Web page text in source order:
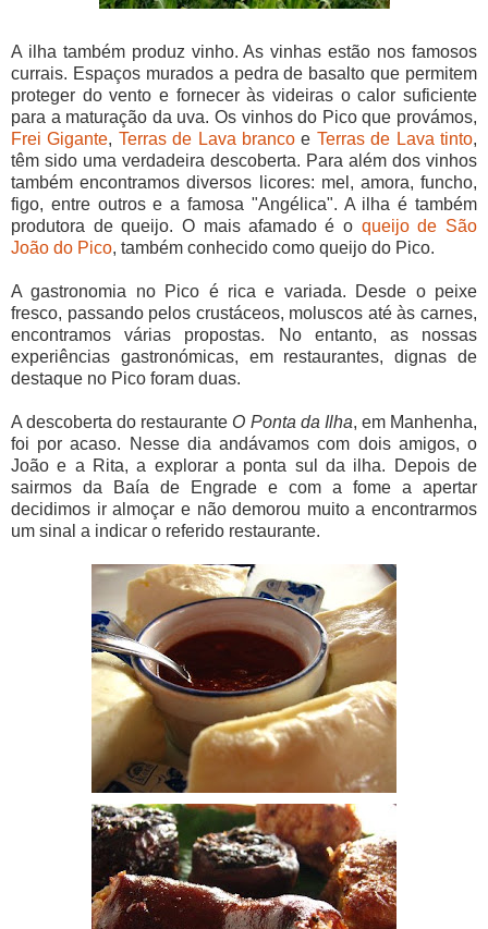
A ilha também produz vinho. As vinhas estão nos famosos
currais. Espaços murados a pedra de basalto que permitem
proteger do vento e fornecer às videiras o calor suficiente
para a maturação da uva. Os vinhos do Pico que provámos,
Frei Gigante, Terras de Lava branco e Terras de Lava tinto,
têm sido uma verdadeira descoberta. Para além dos vinhos
também encontramos diversos licores: mel, amora, funcho,
figo, entre outros e a famosa "Angélica". A ilha é também
produtora de queijo. O mais afamado é o queijo de São
João do Pico, também conhecido como queijo do Pico.
A gastronomia no Pico é rica e variada. Desde o peixe
fresco, passando pelos crustáceos, moluscos até às carnes,
encontramos várias propostas. No entanto, as nossas
experiências gastronómicas, em restaurantes, dignas de
destaque no Pico foram duas.
A descoberta do restaurante O Ponta da Ilha, em Manhenha,
foi por acaso. Nesse dia andávamos com dois amigos, o
João e a Rita, a explorar a ponta sul da ilha. Depois de
sairmos da Baía de Engrade e com a fome a apertar
decidimos ir almoçar e não demorou muito a encontrarmos
um sinal a indicar o referido restaurante.